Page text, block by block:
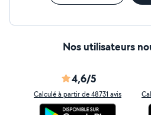
Nos utilisateurs
4,6/5
Calculé à partir de 48731 avis